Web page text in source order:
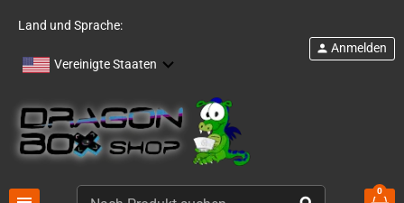
Land und Sprache:
Vereinigte Staaten
person Anmelden
0